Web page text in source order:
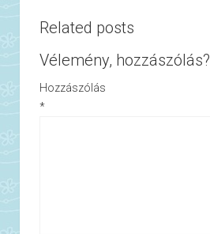
Related posts
Vélemény, hozzászólás?
Hozzászólás
*